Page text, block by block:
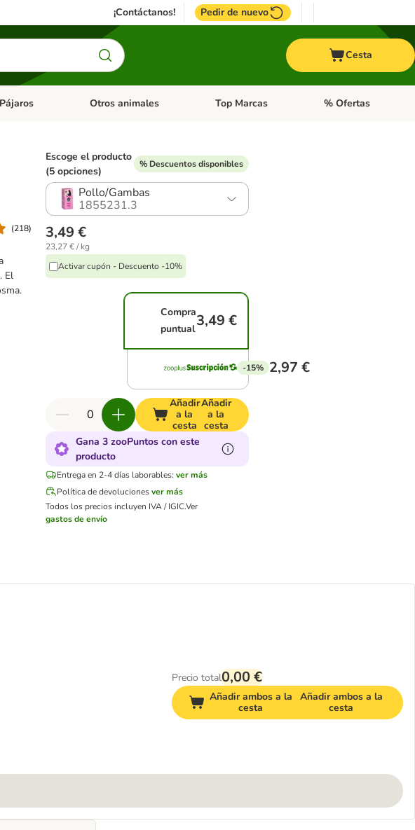
¡Contáctanos! Pedir de nuevo
Cesta
de categoria abierto: Roedores y +
Pájaros Menú de categoria abierto: Pájaros
Otros animales Menú de categoria abierto: Otros animales
Top Marcas Menú de categoria
% Ofertas
(218)
El
Escoge el producto
(5 opciones)
% Descuentos disponibles
Pollo/Gambas
1855231.3
3,49 €
23,27 € / kg
Activar cupón - Descuento -10%
Compra
puntual3,49 €
-15% 2,97 €
Añadir
a la
cesta
Añadir
a la
cesta
Gana 3 zooPuntos con este
producto
Entrega en 2-4 días laborables: ver más
Política de devoluciones ver más
Todos los precios incluyen IVA / IGIC.Ver
gastos de envío
Precio total0,00 €
Añadir ambos a la
cesta
Añadir ambos a la
cesta